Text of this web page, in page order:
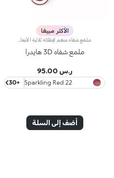
الأكثر مبيعًا
ملمع شفاه 3D هايدرا
ر.س 95.00
22 Sparkling Red
Garnet
+30
أضف إلى السلة